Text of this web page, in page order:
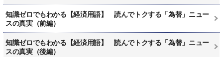
知識ゼロでもわかる【経済用語】 読んでトクする「為替」ニュー
スの真実（前編）
知識ゼロでもわかる【経済用語】 読んでトクする「為替」ニュー
スの真実（後編）